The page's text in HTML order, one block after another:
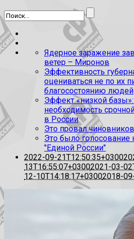
Ядерное заражение
ветер – Миронов
Эффективность
оцениваться не по их
благосостоянию людей
Эффект «низкой
необходимость
в России
Это провал
Это было
"Единой России"
2022-09-21T12:50:35+0300
13T16:55:07+03002021-03-
12-10T14:18:17+03002018-